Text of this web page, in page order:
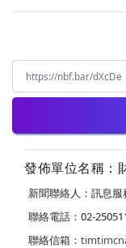
發佈單位名稱：
新聞聯絡人：訊息服
聯絡電話：02-
聯絡信箱：